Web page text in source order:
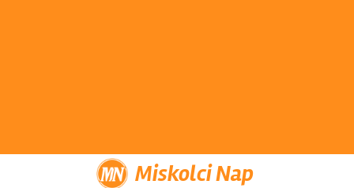
Miskolci Nap